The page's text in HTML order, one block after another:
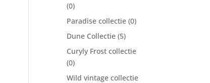
(0)
Paradise collectie (0)
Dune Collectie (5)
Curyly Frost collectie
(0)
Wild vintage collectie